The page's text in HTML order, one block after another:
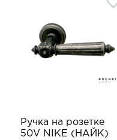
Ручка на розетке
50V NIKE (НАЙК)